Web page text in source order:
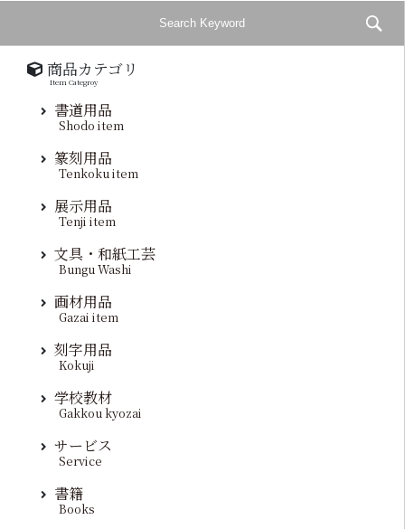
商品カテゴリ
Item Categroy
書道用品
Shodo item
篆刻用品
Tenkoku item
展示用品
Tenji item
文具・和紙工芸
Bungu Washi
画材用品
Gazai item
刻字用品
Kokuji
学校教材
Gakkou kyozai
サービス
Service
書籍
Books